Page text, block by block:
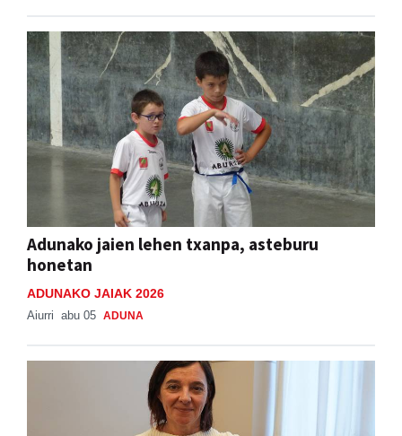
Adunako jaien lehen txanpa, asteburu
honetan
ADUNAKO JAIAK 2026
Aiurri abu 05 ADUNA